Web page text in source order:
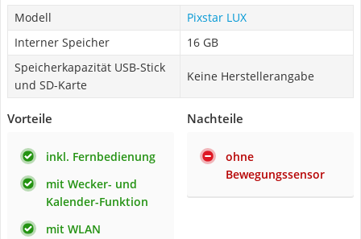
Modell
Pixstar LUX
Interner Speicher
16 GB
Speicherkapazität USB-Stick
und SD-Karte
Keine Herstellerangabe
Vorteile
inkl. Fernbedienung
mit Wecker- und
Kalender-Funktion
mit WLAN
Nachteile
ohne
Bewegungssensor